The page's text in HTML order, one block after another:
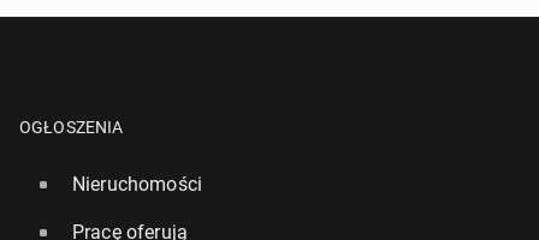
OGŁOSZENIA
Nieruchomości
Pracę oferują